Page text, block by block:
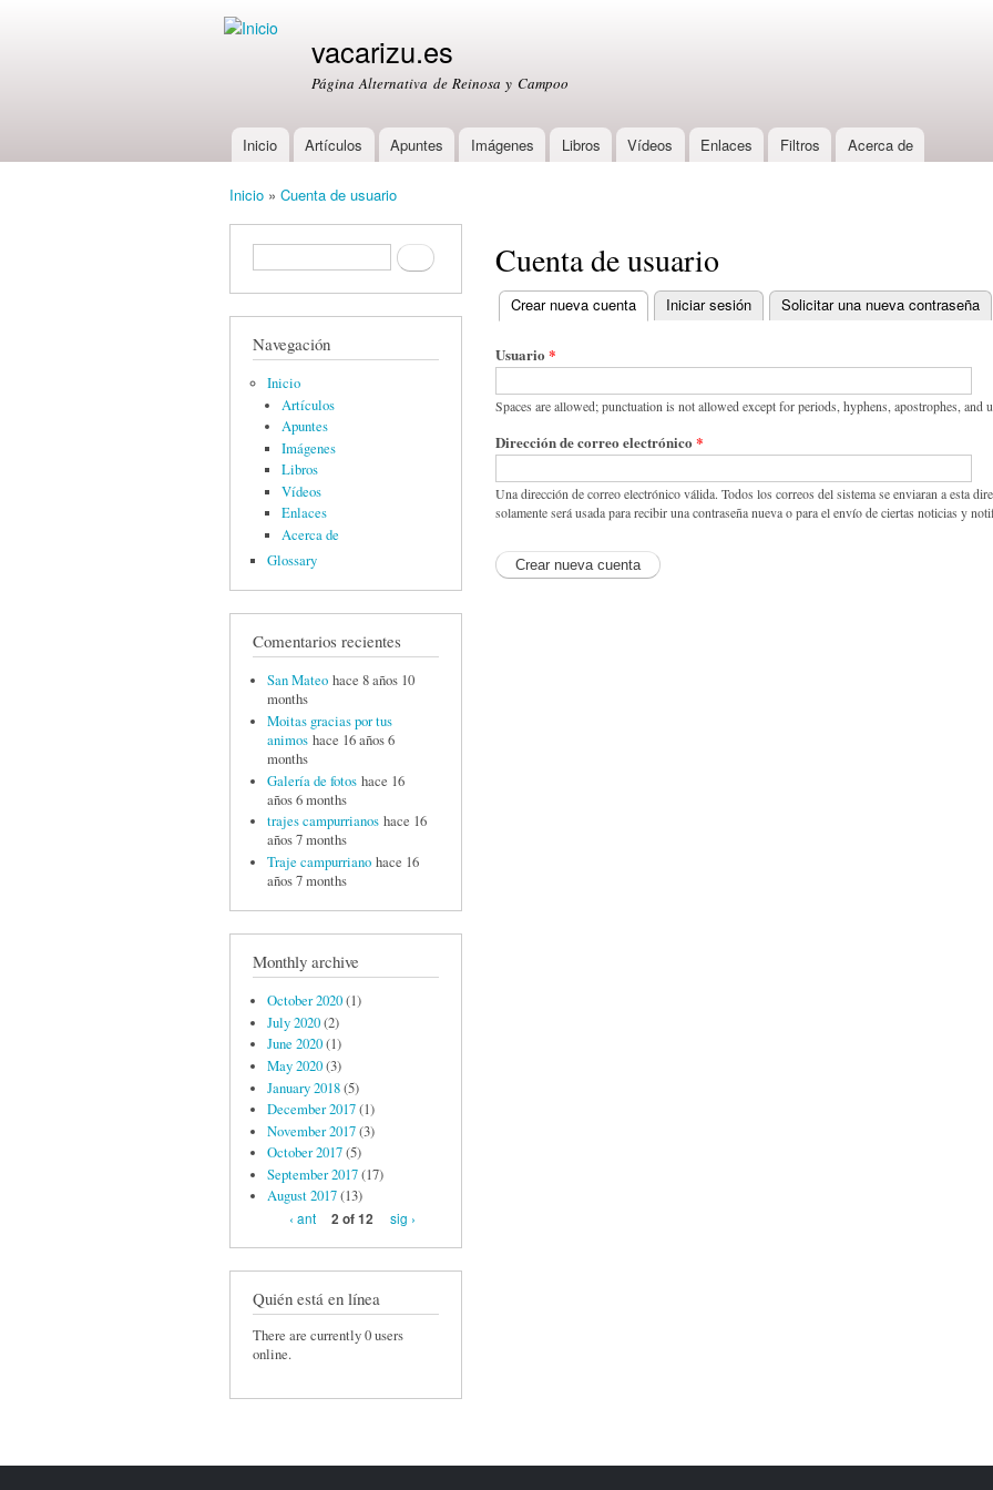
vacarizu.es
Página Alternativa de Reinosa y Campoo
Main menu
Inicio Artículos Apuntes Imágenes Libros Vídeos Enlaces Filtros Acerca de
Inicio » Cuenta de usuario
Formulario de búsquedaBuscar
Navegación
Inicio
Artículos
Apuntes
Imágenes
Libros
Vídeos
Enlaces
Acerca de
Glossary
Comentarios recientes
San Mateo hace 8 años 10
months
Moitas gracias por tus
animos hace 16 años 6
months
Galería de fotos hace 16
años 6 months
trajes campurrianos hace 16
años 7 months
Traje campurriano hace 16
años 7 months
Monthly archive
October 2020(1)
July 2020(2)
June 2020(1)
May 2020(3)
January 2018(5)
December 2017(1)
November 2017(3)
October 2017(5)
September 2017(17)
August 2017(13)
‹ ant
2 of 12 sig ›
Quién está en línea
There are currently 0 users
online.
Cuenta de usuario
Primary tabs
Crear nueva cuenta (active tab)
Iniciar sesión Solicitar una nueva contraseña
Usuario *
Spaces are allowed; punctuation is not allowed except for periods, hyphens, apostrophes, and
Dirección de correo electrónico *
Una dirección de correo electrónico válida. Todos los correos del sistema se enviaran a esta
solamente será usada para recibir una contraseña nueva o para el envío de ciertas noticias y